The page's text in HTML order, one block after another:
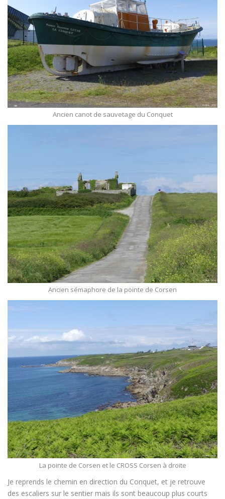
Ancien canot de sauvetage du Conquet
Ancien sémaphore de la pointe de Corsen
La pointe de Corsen et le CROSS Corsen à droite
Je reprends le chemin en direction du Conquet, et je retrouve
des escaliers sur le sentier mais ils sont beaucoup plus courts